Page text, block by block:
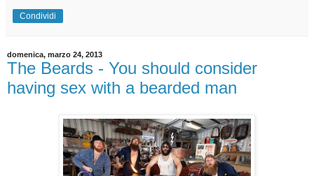
Condividi
domenica, marzo 24, 2013
The Beards - You should consider
having sex with a bearded man